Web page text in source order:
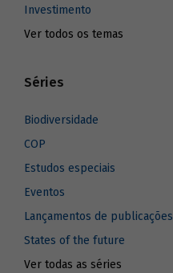
Investimento
Ver todos os temas
Séries
Biodiversidade
COP
Estudos especiais
Eventos
Lançamentos de publicações
States of the future
Ver todas as séries